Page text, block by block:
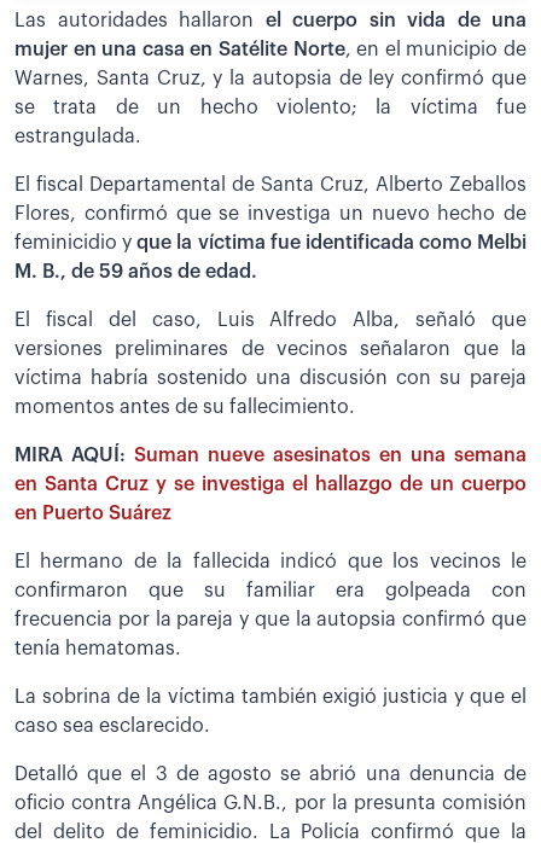
Las autoridades hallaron el cuerpo sin vida de una
mujer en una casa en Satélite Norte, en el municipio de
Warnes, Santa Cruz, y la autopsia de ley confirmó que
se trata de un hecho violento; la víctima fue
estrangulada.
El fiscal Departamental de Santa Cruz, Alberto Zeballos
Flores, confirmó que se investiga un nuevo hecho de
feminicidio y que la víctima fue identificada como Melbi
M. B., de 59 años de edad.
El fiscal del caso, Luis Alfredo Alba, señaló que
versiones preliminares de vecinos señalaron que la
víctima habría sostenido una discusión con su pareja
momentos antes de su fallecimiento.
MIRA AQUÍ: Suman nueve asesinatos en una semana
en Santa Cruz y se investiga el hallazgo de un cuerpo
en Puerto Suárez
El hermano de la fallecida indicó que los vecinos le
confirmaron que su familiar era golpeada con
frecuencia por la pareja y que la autopsia confirmó que
tenía hematomas.
La sobrina de la víctima también exigió justicia y que el
caso sea esclarecido.
Detalló que el 3 de agosto se abrió una denuncia de
oficio contra Angélica G.N.B., por la presunta comisión
del delito de feminicidio. La Policía confirmó que la